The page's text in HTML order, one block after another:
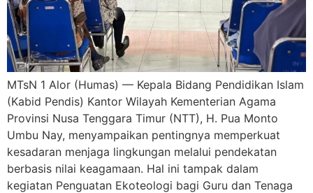
MTsN 1 Alor (Humas) — Kepala Bidang Pendidikan Islam
(Kabid Pendis) Kantor Wilayah Kementerian Agama
Provinsi Nusa Tenggara Timur (NTT), H. Pua Monto
Umbu Nay, menyampaikan pentingnya memperkuat
kesadaran menjaga lingkungan melalui pendekatan
berbasis nilai keagamaan. Hal ini tampak dalam
kegiatan Penguatan Ekoteologi bagi Guru dan Tenaga